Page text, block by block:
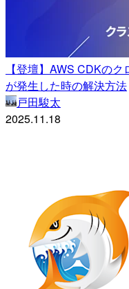
【登壇】AWS CDKの
が発生した時の解決方法
戸田駿太
2025.11.18